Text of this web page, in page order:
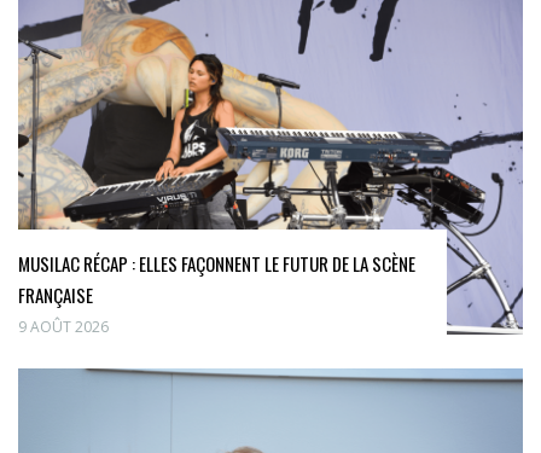
MUSILAC RÉCAP : ELLES FAÇONNENT LE FUTUR DE LA SCÈNE
FRANÇAISE
9 AOÛT 2026